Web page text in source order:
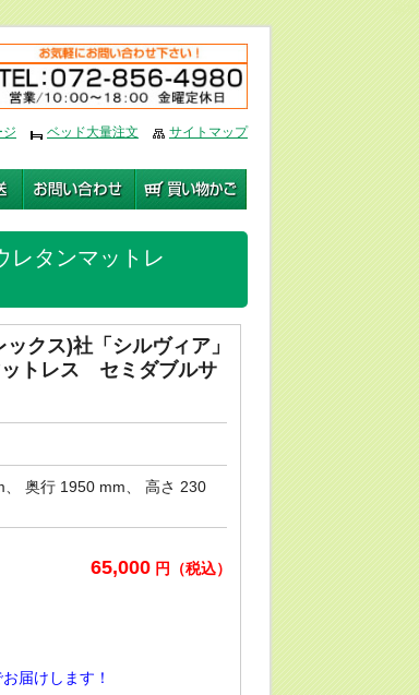
編集
ジ ベッド大量注文 サイトマップ
レタンマットレ
クス)社「シルヴィア」
ットレス セミダブルサ
、 奥行 1950 mm、 高さ 230
65,000円（税込）
届けします！